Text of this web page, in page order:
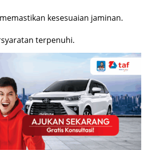
kesesuaian jaminan.
terpenuhi.